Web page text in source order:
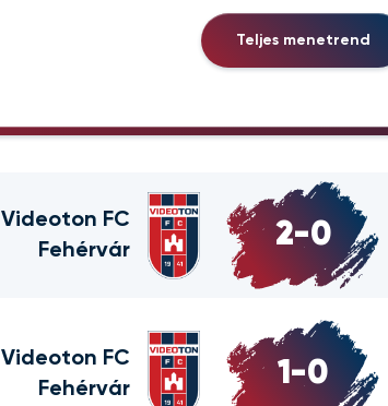
Teljes menetrend
Videoton FC
Fehérvár
2-0
Videoton FC
Fehérvár
1 -0